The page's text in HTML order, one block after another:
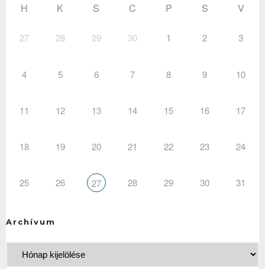
H K S C P S V
27 28 29 30 1 2 3
4 5 6 7 8 9 10
11 12 13 14 15 16 17
18 19 20 21 22 23 24
25 26 27 28 29 30 31
Archívum